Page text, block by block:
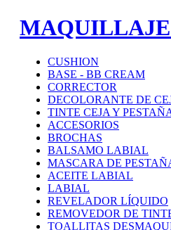
CUSHION
BASE - BB CREAM
CORRECTOR
DECOLORANTE DE
TINTE CEJA Y
ACCESORIOS
BROCHAS
BALSAMO LABIAL
MASCARA DE
ACEITE LABIAL
LABIAL
REVELADOR LÍQUIDO
REMOVEDOR DE
TOALLITAS